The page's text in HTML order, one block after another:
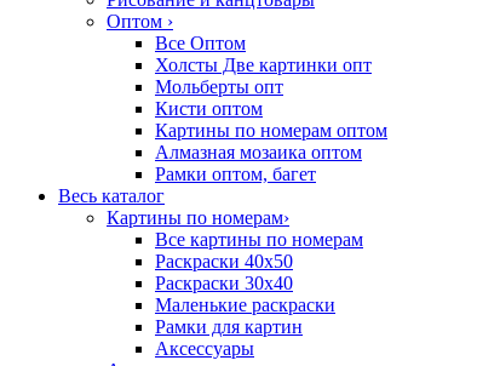
Оптом ›
Все Оптом
Холсты Две картинки опт
Мольберты опт
Кисти оптом
Картины по номерам оптом
Алмазная мозаика оптом
Рамки оптом, багет
Весь каталог
Картины по номерам›
Все картины по номерам
Раскраски 40х50
Раскраски 30х40
Маленькие раскраски
Рамки для картин
Аксессуары